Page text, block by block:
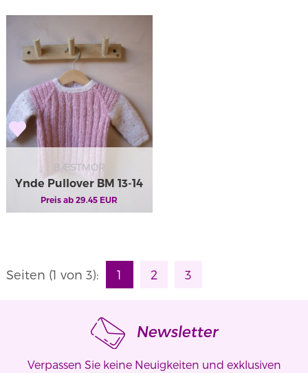
BÆSTMOR
Ynde Pullover BM 13-14
Preis ab 29.45 EUR
Seiten (1 von 3): 1 2 3
Newsletter
Verpassen Sie keine Neuigkeiten und exklusiven